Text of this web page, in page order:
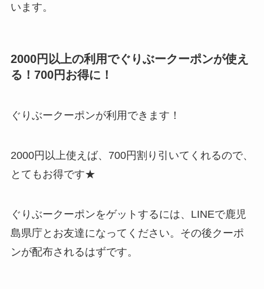
います。
2000円以上の利用でぐりぶークーポンが使え
る！700円お得に！
ぐりぶークーポンが利用できます！
2000円以上使えば、700円割り引いてくれるので、
とてもお得です★
ぐりぶークーポンをゲットするには、LINEで鹿児
島県庁とお友達になってください。その後クーポ
ンが配布されるはずです。